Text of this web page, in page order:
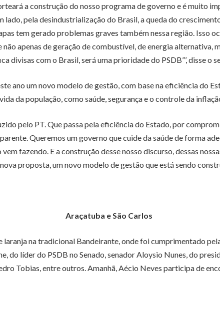
a construção do nosso programa de governo e é muito
lado, pela desindustrialização do Brasil, a queda do
tem gerado problemas graves também nessa região. Isso
apenas de geração de combustível, de energia alternativa,
divisas com o Brasil, será uma prioridade do PSDB”’, disse o
ano um novo modelo de gestão, com base na eficiência do
da população, como saúde, segurança e o controle da
pelo PT. Que passa pela eficiência do Estado, por
Queremos um governo que cuide da saúde de forma
fazendo. E a construção desse nosso discurso, dessas
proposta, um novo modelo de gestão que está sendo
Araçatuba e São Carlos
na tradicional Bandeirante, onde foi cumprimentado
líder do PSDB no Senado, senador Aloysio Nunes, do
Tobias, entre outros. Amanhã, Aécio Neves participa de